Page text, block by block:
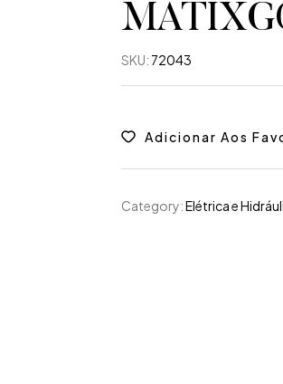
SKU: 72043
Adicionar Aos
Category:Elétrica e